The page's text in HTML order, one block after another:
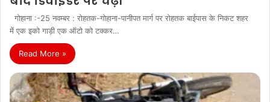
गोहाना :-25 नवम्बर : रोहतक-गोहाना-पानीपत मार्ग पर रोहतक बाईपास के निकट शहर
में एक इको गाड़ी एक ऑटो को टक्कर…
Read More »